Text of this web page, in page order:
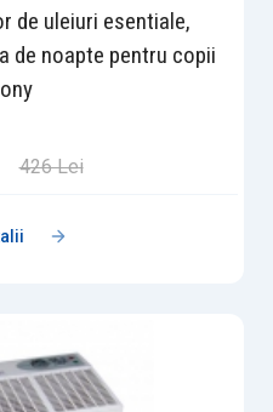
de uleiuri esentiale,
de noapte pentru copii
426 Lei